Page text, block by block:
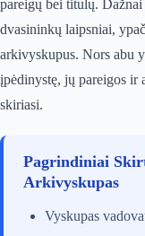
pareigų bei titulų.
dvasininkų laipsniai,
arkivyskupus. Nors abu
įpėdinystę, jų pareigos ir
skiriasi.
Pagrindiniai
Arkivyskupas
Vyskupas